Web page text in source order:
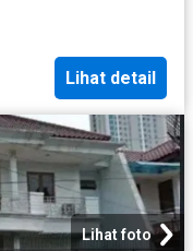
Lihat detail
Lihat foto